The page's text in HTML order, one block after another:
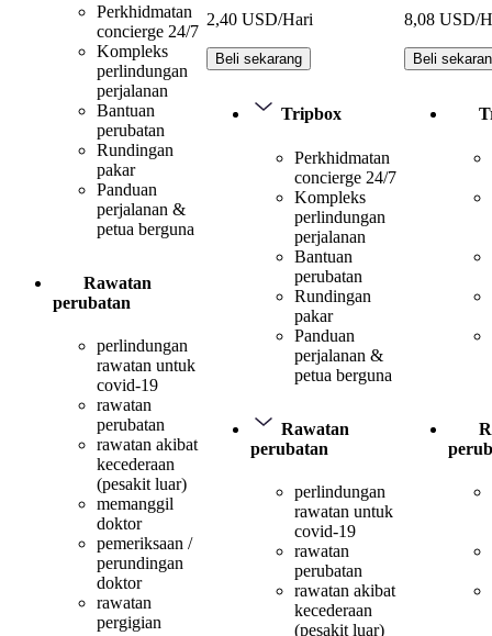
Perkhidmatan
concierge 24/7
Kompleks
perlindungan
perjalanan
Bantuan
perubatan
Rundingan
pakar
Panduan
perjalanan &
petua berguna
Rawatan
perubatan
perlindungan
rawatan untuk
covid-19
rawatan
perubatan
rawatan akibat
kecederaan
(pesakit luar)
memanggil
doktor
pemeriksaan /
perundingan
doktor
rawatan
pergigian
2,40 USD/Hari
Beli sekarang
Tripbox
Perkhidmatan
concierge 24/7
Kompleks
perlindungan
perjalanan
Bantuan
perubatan
Rundingan
pakar
Panduan
perjalanan &
petua berguna
Rawatan
perubatan
perlindungan
rawatan untuk
covid-19
rawatan
perubatan
rawatan akibat
kecederaan
(pesakit luar)
8,08 USD/
Beli